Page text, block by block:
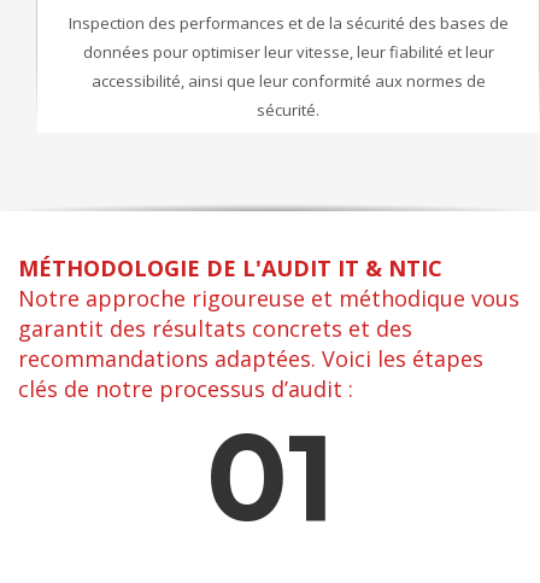
Inspection des performances et de la sécurité des bases de
données pour optimiser leur vitesse, leur fiabilité et leur
accessibilité, ainsi que leur conformité aux normes de
sécurité.
MÉTHODOLOGIE DE L'AUDIT IT & NTIC
Notre approche rigoureuse et méthodique vous
garantit des résultats concrets et des
recommandations adaptées. Voici les étapes
clés de notre processus d’audit :
01